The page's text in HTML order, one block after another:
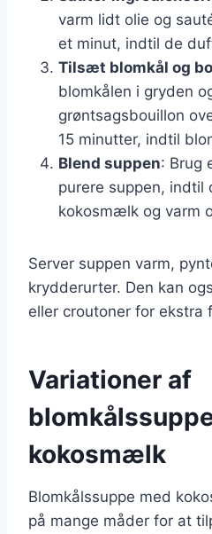
varm lidt olie og
et minut, indtil de
Tilsæt blomkål og
blomkålen i gryden
grøntsagsbouillon
15 minutter, indtil
Blend suppen: Brug
purere suppen,
kokosmælk og varm
Server suppen varm,
krydderurter. Den kan
eller croutoner for ekstra
Variationer af
kokosmælk
Blomkålssuppe med
på mange måder for at